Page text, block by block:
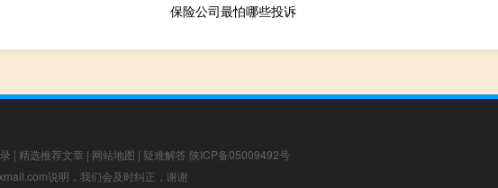
保险公司最怕哪些投诉
| 精选推荐文章 | 网站地图 | 疑难解答 陕ICP备05009492号
说明，我们会及时纠正，谢谢